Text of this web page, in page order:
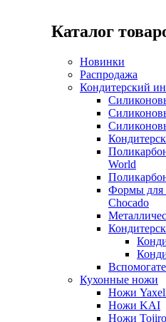
Каталог
Новинки
Распродажа
Кондитерский
World
Формы для
Chocado
Кухонные ножи
Ножи
Ножи KAI
Ножи Tojiro